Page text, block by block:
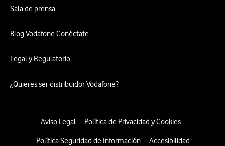
Sala de prensa
Blog Vodafone Conéctate
Legal y Regulatorio
¿Quieres ser distribuidor Vodafone?
Aviso Legal Política de Privacidad y Cookies
Política Seguridad de Información Accesibilidad